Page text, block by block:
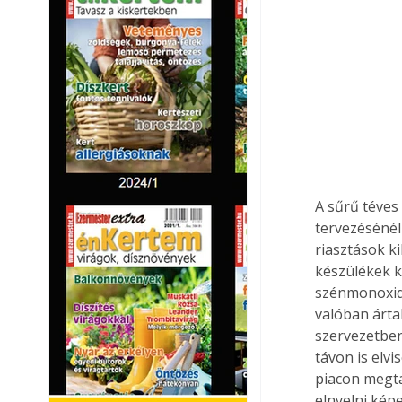
A sűrű
riasztások
készülékek
valóban
távon is
piacon